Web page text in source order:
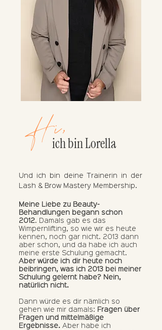
Hi,ich bin Lorella
Und ich bin deine Trainerin in der
Lash & Brow Mastery Membership.
Meine Liebe zu Beauty-
Behandlungen begann schon
2012. Damals gab es das
Wimpernlifting, so wie wir es heute
kennen, noch gar nicht. 2013 dann
aber schon, und da habe ich auch
meine erste Schulung gemacht.
Aber würde ich dir heute noch
beibringen, was ich 2013 bei meiner
Schulung gelernt habe? Nein,
natürlich nicht.
Dann würde es dir nämlich so
gehen wie mir damals: Fragen über
Fragen und mittelmäßige
Ergebnisse. Aber habe ich